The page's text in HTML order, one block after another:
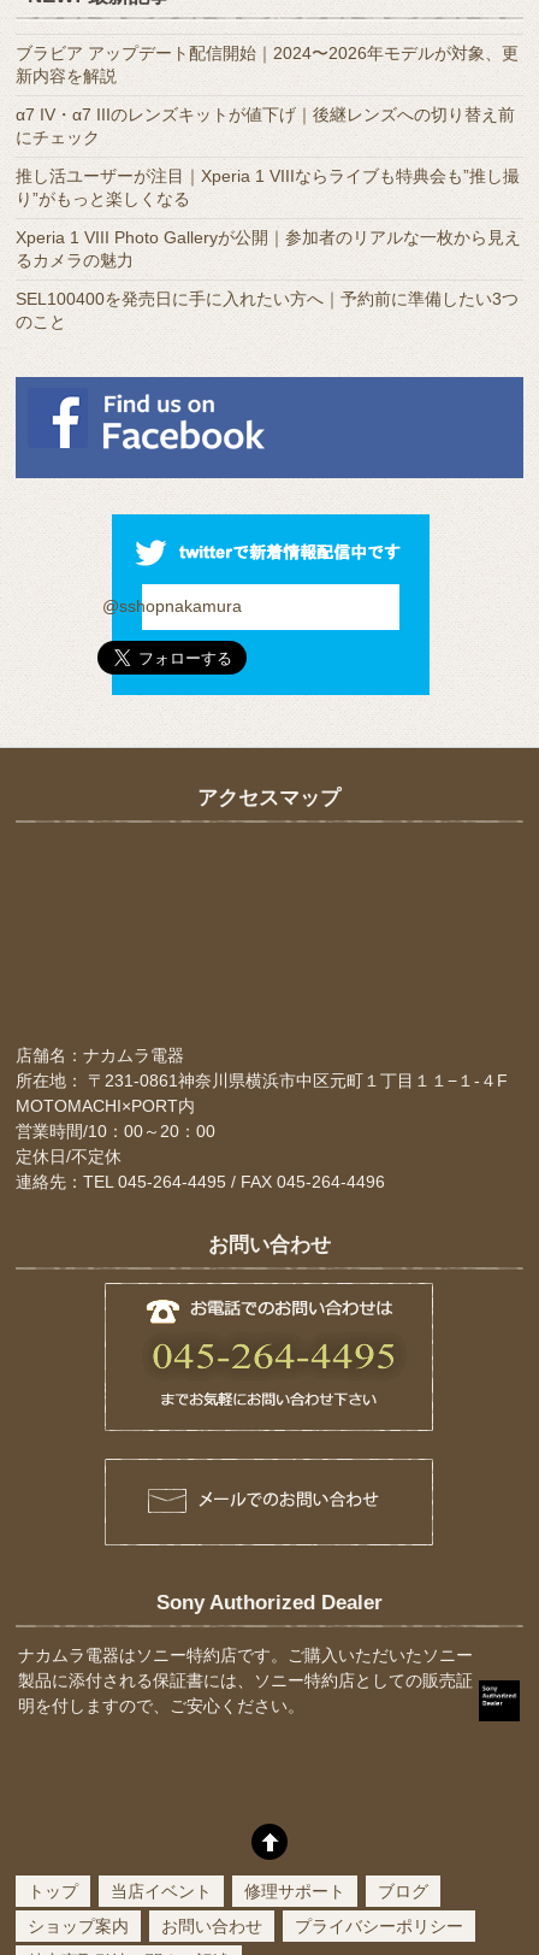
ー
カ
イ
ブ
ブラビア アップデート配信開始｜2024〜2026年モデルが対象、更
新内容を解説
α7 IV・α7 IIIのレンズキットが値下げ｜後継レンズへの切り替え前
にチェック
推し活ユーザーが注目｜Xperia 1 VIIIならライブも特典会も”推し撮
り”がもっと楽しくなる
Xperia 1 VIII Photo Galleryが公開｜参加者のリアルな一枚から見え
るカメラの魅力
SEL100400を発売日に手に入れたい方へ｜予約前に準備したい3つ
のこと
@sshopnakamura
アクセスマップ
店舗名：ナカムラ電器
所在地： 〒231-0861神奈川県横浜市中区元町１丁目１１−１-４F
MOTOMACHI×PORT内
営業時間/10：00～20：00
定休日/不定休
連絡先：TEL 045-264-4495 / FAX 045-264-4496
お問い合わせ
Sony Authorized Dealer
ナカムラ電器はソニー特約店です。ご購入いただいたソニー
製品に添付される保証書には、ソニー特約店としての販売証
明を付しますので、ご安心ください。
トップ 当店イベント 修理サポート
ブログ
ショップ案内
お問い合わせ
プライバシーポリシー